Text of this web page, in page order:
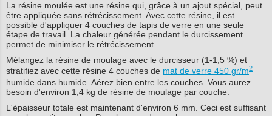
La résine moulée est une résine qui, grâce à un ajout spécial, peut
être appliquée sans rétrécissement. Avec cette résine, il est
possible d'appliquer 4 couches de tapis de verre en une seule
étape de travail. La chaleur générée pendant le durcissement
permet de minimiser le rétrécissement.
Mélangez la résine de moulage avec le durcisseur (1-1,5 %) et
stratifiez avec cette résine 4 couches de mat de verre 450 gr/m2
humide dans humide. Aérez bien entre les couches. Vous aurez
besoin d'environ 1,4 kg de résine de moulage par couche.
L'épaisseur totale est maintenant d'environ 6 mm. Ceci est suffisant